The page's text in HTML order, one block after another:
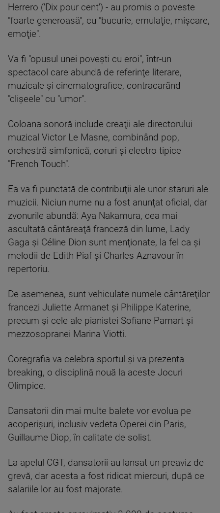
Herrero ('Dix pour cent') - au promis o poveste
"foarte generoasă", cu "bucurie, emulaţie, mişcare,
emoţie".
Va fi "opusul unei poveşti cu eroi", într-un
spectacol care abundă de referinţe literare,
muzicale şi cinematografice, contracarând
"clişeele" cu "umor".
Coloana sonoră include creaţii ale directorului
muzical Victor Le Masne, combinând pop,
orchestră simfonică, coruri şi electro tipice
"French Touch".
Ea va fi punctată de contribuţii ale unor staruri ale
muzicii. Niciun nume nu a fost anunţat oficial, dar
zvonurile abundă: Aya Nakamura, cea mai
ascultată cântăreaţă franceză din lume, Lady
Gaga şi Céline Dion sunt menţionate, la fel ca şi
melodii de Edith Piaf şi Charles Aznavour în
repertoriu.
De asemenea, sunt vehiculate numele cântăreţilor
francezi Juliette Armanet şi Philippe Katerine,
precum şi cele ale pianistei Sofiane Pamart şi
mezzosopranei Marina Viotti.
Coregrafia va celebra sportul şi va prezenta
breaking, o disciplină nouă la aceste Jocuri
Olimpice.
Dansatorii din mai multe balete vor evolua pe
acoperişuri, inclusiv vedeta Operei din Paris,
Guillaume Diop, în calitate de solist.
La apelul CGT, dansatorii au lansat un preaviz de
grevă, dar acesta a fost ridicat miercuri, după ce
salariile lor au fost majorate.